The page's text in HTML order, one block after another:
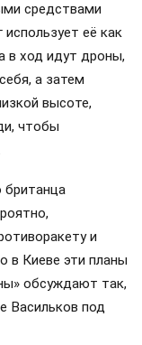
средствами
её как
в ход идут дроны,
а затем
высоте,
чтобы
британца
и
в Киеве эти планы
обсуждают так,
Васильков под